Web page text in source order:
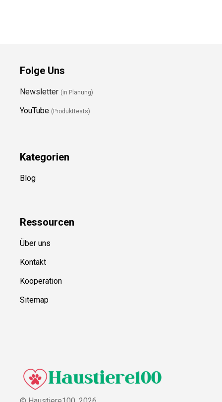
Folge Uns
Newsletter (in Planung)
YouTube (Produkttests)
Kategorien
Blog
Ressourcen
Über uns
Kontakt
Kooperation
Sitemap